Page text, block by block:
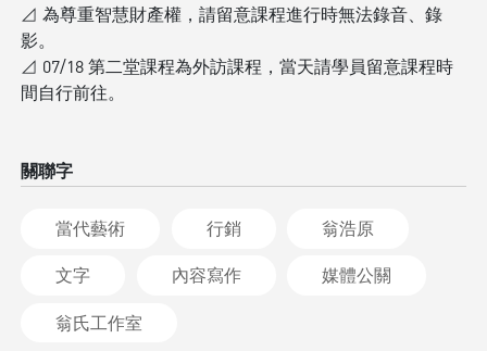
⊿ 為尊重智慧財產權，請留意課程進行時無法錄音、錄
影。
⊿ 07/18 第二堂課程為外訪課程，當天請學員留意課程時
間自行前往。
關聯字
當代藝術 行銷 翁浩原
文字 內容寫作 媒體公關
翁氏工作室